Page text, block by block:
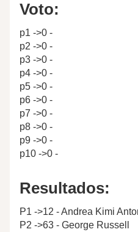
Voto:
p1 ->0 -
p2 ->0 -
p3 ->0 -
p4 ->0 -
p5 ->0 -
p6 ->0 -
p7 ->0 -
p8 ->0 -
p9 ->0 -
p10 ->0 -
Resultados:
P1 ->12 - Andrea Kimi
P2 ->63 - George Russell